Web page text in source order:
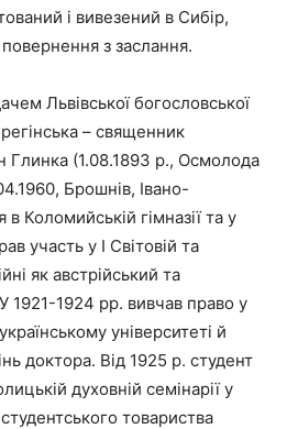
і вивезений в Сибір,
з заслання.
Львівської богословської
– священник
Глинка (1.08.1893 р., Осмолода
Брошнів, Івано-
Коломийській гімназії та у
участь у І Світовій та
як австрійський та
1921-1924 рр. вивчав право у
університеті й
доктора. Від 1925 р. студент
духовній семінарії у
товариства